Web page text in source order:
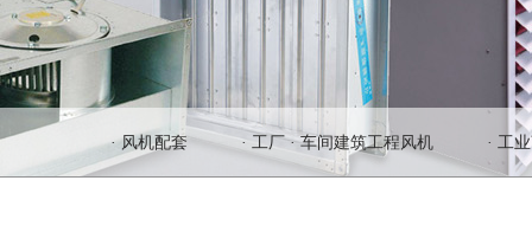
· 风机配套 · 工厂 · 车间建筑工程风机 · 工